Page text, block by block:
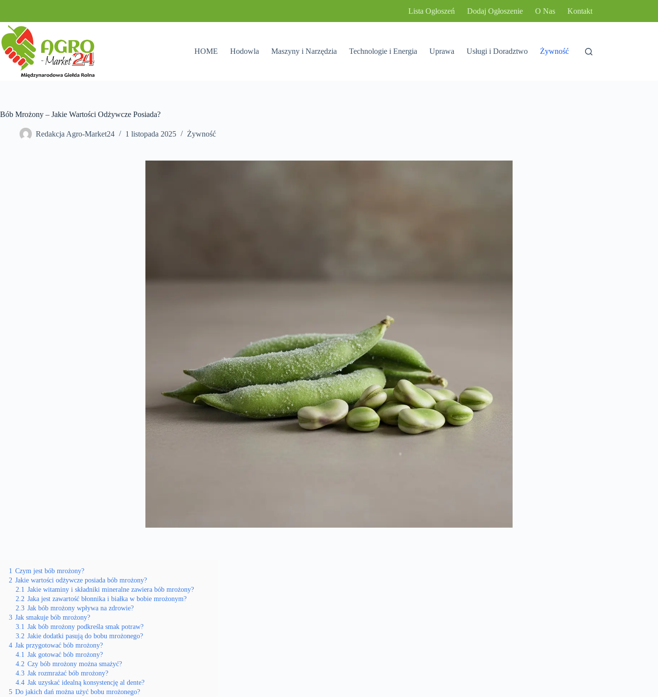
treści
Lista Ogłoszeń Dodaj Ogłoszenie O Nas Kontakt
HOME Hodowla Maszyny i Narzędzia Technologie i Energia Uprawa Usługi i Doradztwo Żywność
Bób Mrożony – Jakie Wartości Odżywcze Posiada?
Redakcja Agro-Market24 1 listopada 2025 Żywność
1 Czym jest bób mrożony?
2 Jakie wartości odżywcze posiada bób mrożony?
2.1 Jakie witaminy i składniki mineralne zawiera bób mrożony?
2.2 Jaka jest zawartość błonnika i białka w bobie mrożonym?
2.3 Jak bób mrożony wpływa na zdrowie?
3 Jak smakuje bób mrożony?
3.1 Jak bób mrożony podkreśla smak potraw?
3.2 Jakie dodatki pasują do bobu mrożonego?
4 Jak przygotować bób mrożony?
4.1 Jak gotować bób mrożony?
4.2 Czy bób mrożony można smażyć?
4.3 Jak rozmrażać bób mrożony?
4.4 Jak uzyskać idealną konsystencję al dente?
5 Do jakich dań można użyć bobu mrożonego?